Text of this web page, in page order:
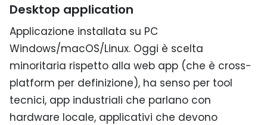
Desktop application
Applicazione installata su PC
Windows/macOS/Linux. Oggi è scelta
minoritaria rispetto alla web app (che è cross-
platform per definizione), ha senso per tool
tecnici, app industriali che parlano con
hardware locale, applicativi che devono